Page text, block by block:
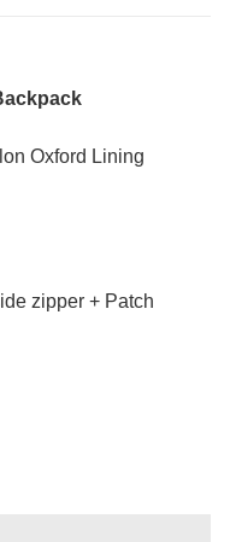
Oxford Lining
zipper + Patch